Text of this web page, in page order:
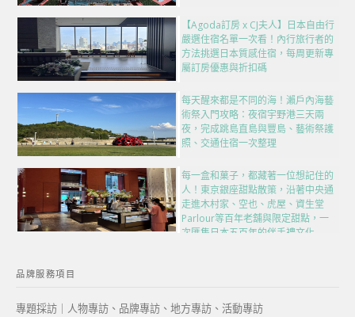
【Agoda訂房 x CJ夫人】日本自由行
嚴選住宿名單一次看！內行旅行者的
方法挑選日本質感住宿，每周更新專
屬訂房優惠與折扣碼
每天醒來都是不同的海！瀨戶內海藝
術祭入門攻略：夜宿宇野港三天兩
夜，完成跳島直島與豐島、藝術祭護
照、交通住宿一次整理
每一盒和菓子，都藏著一位想記住的
人！東京銀座甜點散策，沿著中央通
走進木村家、空也、虎屋、資生堂
Parlour等百年老舖與限定甜點，一
次匯集日本五百年的伴手禮文化
品牌服務項目
專題採訪｜人物專訪、品牌專訪、地方專訪、活動專訪